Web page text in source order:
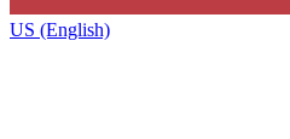
US (English)